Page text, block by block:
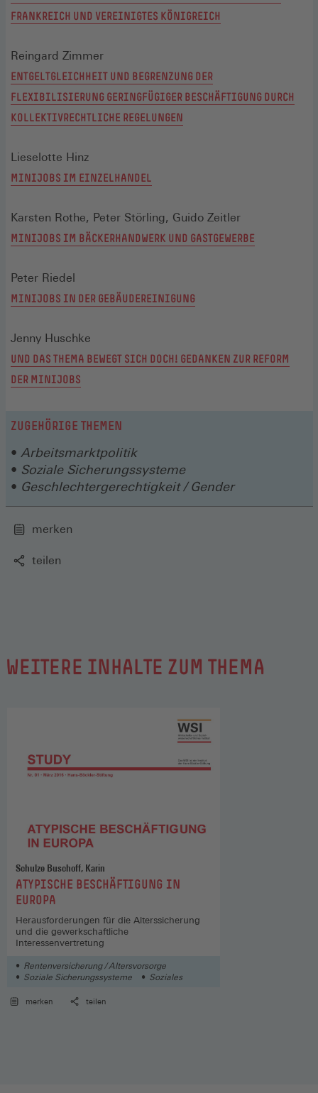
FRANKREICH UND VEREINIGTES KÖNIGREICH
Reingard Zimmer
ENTGELTGLEICHHEIT UND BEGRENZUNG DER
FLEXIBILISIERUNG GERINGFÜGIGER BESCHÄFTIGUNG DURCH
KOLLEKTIVRECHTLICHE REGELUNGEN
Lieselotte Hinz
MINIJOBS IM EINZELHANDEL
Karsten Rothe, Peter Störling, Guido Zeitler
MINIJOBS IM BÄCKERHANDWERK UND GASTGEWERBE
Peter Riedel
MINIJOBS IN DER GEBÄUDEREINIGUNG
Jenny Huschke
UND DAS THEMA BEWEGT SICH DOCH! GEDANKEN ZUR REFORM
DER MINIJOBS
ZUGEHÖRIGE THEMEN
Arbeitsmarktpolitik
Soziale Sicherungssysteme
Geschlechtergerechtigkeit / Gender
merken
teilen
WEITERE INHALTE ZUM THEMA
Schulze Buschoff, Karin
:ATYPISCHE BESCHÄFTIGUNG IN
EUROPA
Herausforderungen für die Alterssicherung
und die gewerkschaftliche
Interessenvertretung
Rentenversicherung / Altersvorsorge
Soziale Sicherungssysteme
Soziales
merken teilen